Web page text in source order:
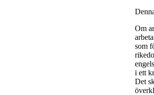
Om
som
i ett
Det